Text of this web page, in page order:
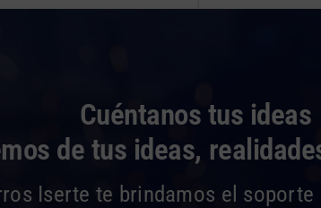
Cuéntanos tus ideas
de tus ideas,
Iserte te brindamos el